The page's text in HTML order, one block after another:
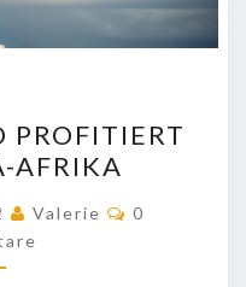
PROFITIERT
AFRIKA
Valerie
0